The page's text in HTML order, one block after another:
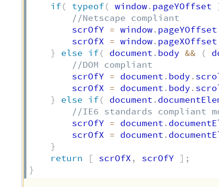
if( typeof( window. pageYOffset
//Netscape compliant
        scrOfY
= window. pageYOffset
        scrOfX
= window. pageXOffset
}
else if( document . body && (
//DOM compliant
        scrOfY
= document . body .
        scrOfX
= document . body .
}
else if( document .
//IE6 standards compliant
        scrOfY
= document .
        scrOfX
= document .
}
return
[ scrOfX , scrOfY ] ;
}